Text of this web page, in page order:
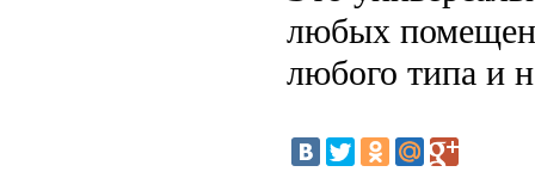
любых
любого типа и